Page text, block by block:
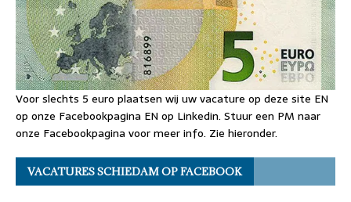
Voor slechts 5 euro plaatsen wij uw vacature op deze site EN
op onze Facebookpagina EN op Linkedin. Stuur een PM naar
onze Facebookpagina voor meer info. Zie hieronder.
VACATURES SCHIEDAM OP FACEBOOK